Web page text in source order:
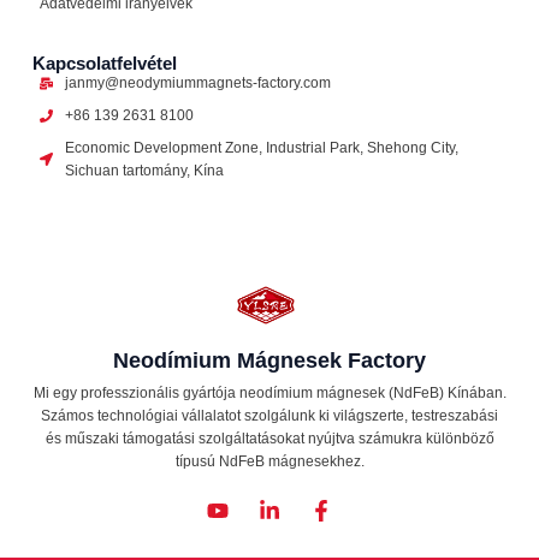
Neodímium Mágnesek Factory
Mi egy professzionális gyártója neodímium mágnesek (NdFeB) Kínában.
Számos technológiai vállalatot szolgálunk ki világszerte, testreszabási
és műszaki támogatási szolgáltatásokat nyújtva számukra különböző
típusú NdFeB mágnesekhez.
o
u
i
n
a
c
Adatvédelmi irányelvek
Kapcsolatfelvétel
janmy@neodymiummagnets-factory.com
+86 139 2631 8100
Economic Development Zone, Industrial Park, Shehong City,
Sichuan tartomány, Kína